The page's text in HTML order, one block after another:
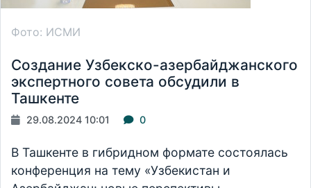
Фото: ИСМИ
Создание Узбекско-азербайджанского
экспертного совета обсудили в
Ташкенте
29.08.2024 10:01 0
В Ташкенте в гибридном формате состоялась
конференция на тему «Узбекистан и